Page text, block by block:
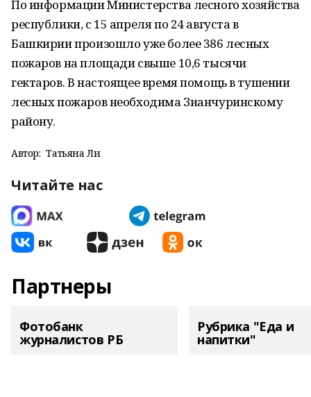
По информации Министерства лесного хозяйства
республики, с 15 апреля по 24 августа в
Башкирии произошло уже более 386 лесных
пожаров на площади свыше 10,6 тысячи
гектаров. В настоящее время помощь в тушении
лесных пожаров необходима Зианчуринскому
району.
Автор: Татьяна Ли
Читайте нас
Партнеры
Фотобанк
журналистов РБ
Рубрика "Еда и
напитки"